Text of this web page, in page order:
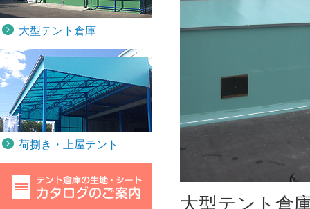
大型テント倉
大型テント倉庫
荷捌き・上屋テント